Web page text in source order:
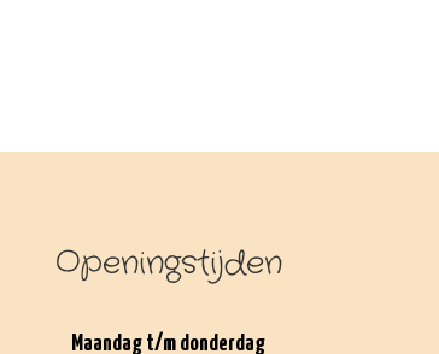
Openingstijden
Maandag t/m donderdag